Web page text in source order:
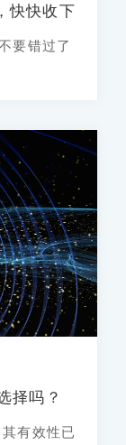
快快收下
要错过了
择吗？
有效性已